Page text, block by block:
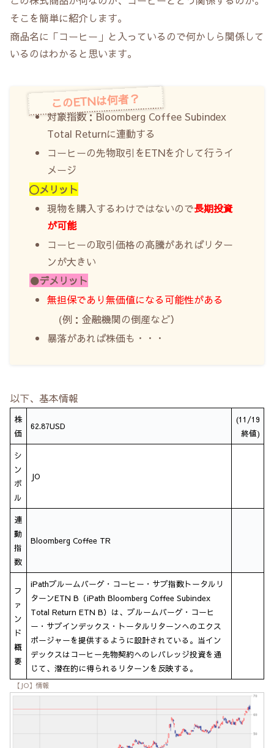
そこを簡単に紹介します。
商品名に「コーヒー」と入っているので何かしら関係して
いるのはわかると思います。
このETNは何者？
対象指数：Bloomberg Coffee Subindex
Total Returnに連動する
コーヒーの先物取引をETNを介して行うイ
メージ
〇メリット
現物を購入するわけではないので長期投資
が可能
コーヒーの取引価格の高騰があればリター
ンが大きい
●デメリット
無担保であり無価値になる可能性がある
(例：金融機関の倒産など）
暴落があれば株価も・・・
以下、基本情報
株
価
62.87USD
(11/19
終値)
シ
ン
ボ
ル
JO
連
動
指
数
Bloomberg Coffee TR
フ
ァ
ン
ド
概
要
iPathブルームバーグ・コーヒー・サブ指数トータルリ
ターンETN B（iPath Bloomberg Coffee Subindex
Total Return ETN B）は、ブルームバーグ・コーヒ
ー・サブインデックス・トータルリターンへのエクス
ポージャーを提供するように設計されている。当イン
デックスはコーヒー先物契約へのレバレッジ投資を通
じて、潜在的に得られるリターンを反映する。
【JO】情報